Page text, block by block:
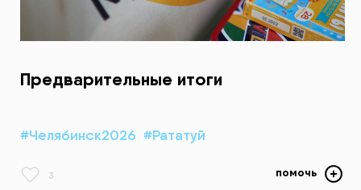
Предварительные итоги
#Челябинск2026 #Рататуй
3 помочь